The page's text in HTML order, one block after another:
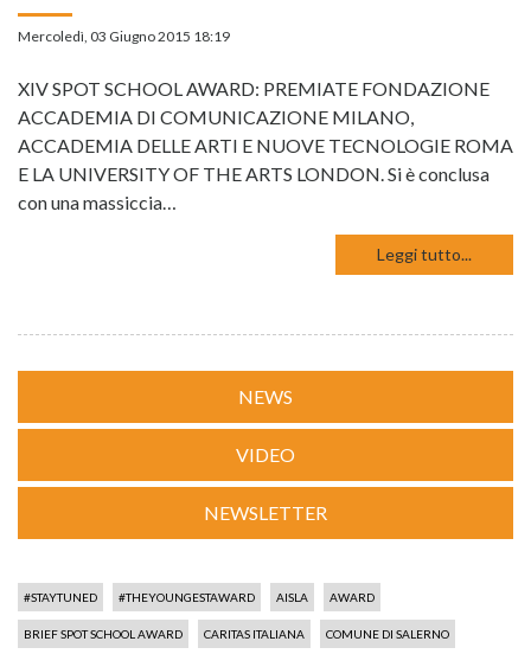
Mercoledì, 03 Giugno 2015 18:19
XIV SPOT SCHOOL AWARD: PREMIATE FONDAZIONE
ACCADEMIA DI COMUNICAZIONE MILANO,
ACCADEMIA DELLE ARTI E NUOVE TECNOLOGIE ROMA
E LA UNIVERSITY OF THE ARTS LONDON. Si è conclusa
con una massiccia…
Leggi tutto...
NEWS
VIDEO
NEWSLETTER
#STAYTUNED #THEYOUNGESTAWARD AISLA AWARD
BRIEF SPOT SCHOOL AWARD CARITAS ITALIANA COMUNE DI SALERNO